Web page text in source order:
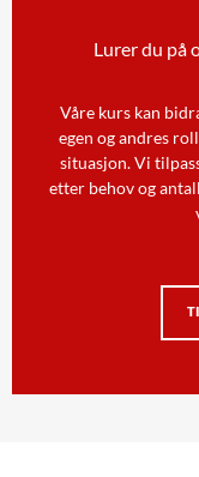
Lurer du på
Våre kurs kan
egen og andres
situasjon. Vi
etter behov og